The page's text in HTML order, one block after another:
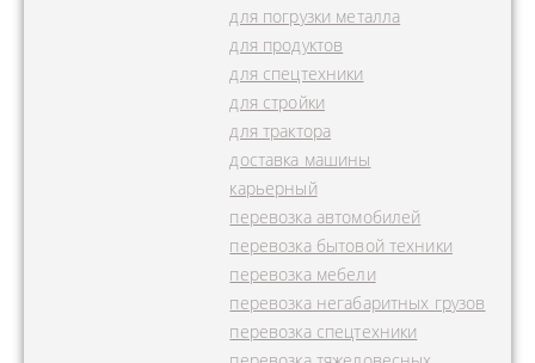
для погрузки металла
для продуктов
для спецтехники
для стройки
для трактора
доставка машины
карьерный
перевозка автомобилей
перевозка бытовой техники
перевозка мебели
перевозка негабаритных грузов
перевозка спецтехники